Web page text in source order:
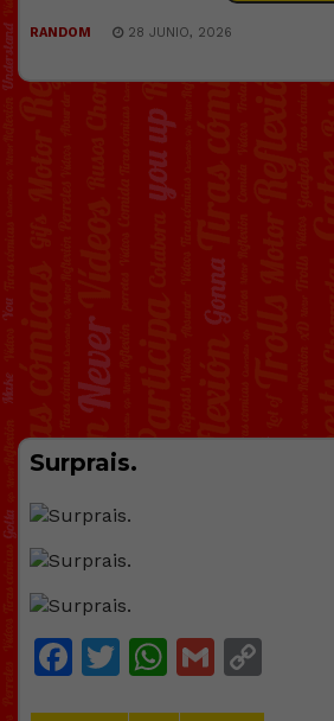
RANDOM 28 JUNIO, 2026
Surprais.
Facebook
Twitter
WhatsApp
Gmail